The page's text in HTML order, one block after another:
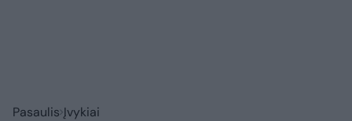
Pasaulis Įvykiai